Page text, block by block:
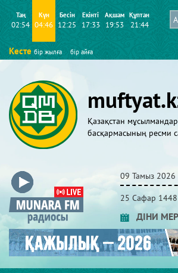
Таң
02:54
Күн
04:46
Бесін
12:25
Екінті
17:33
Ақшам
19:53
Құптан
21:44
Кесте бір жылға бір айға
Қазақстан
басқармасының ресми
09 Тамыз 2026
25 Сафар 1448
ДІНИ